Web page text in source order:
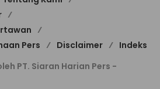
Pers
Disclaimer
Indeks
PT. Siaran Harian Pers -